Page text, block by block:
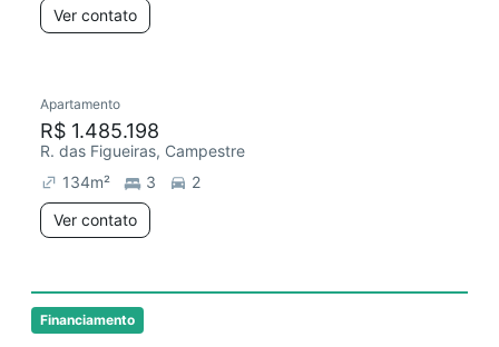
Financiamento
Ver contato
Apartamento
R$ 1.485.198
R. das Figueiras, Campestre
134m² 3
2
Ver contato